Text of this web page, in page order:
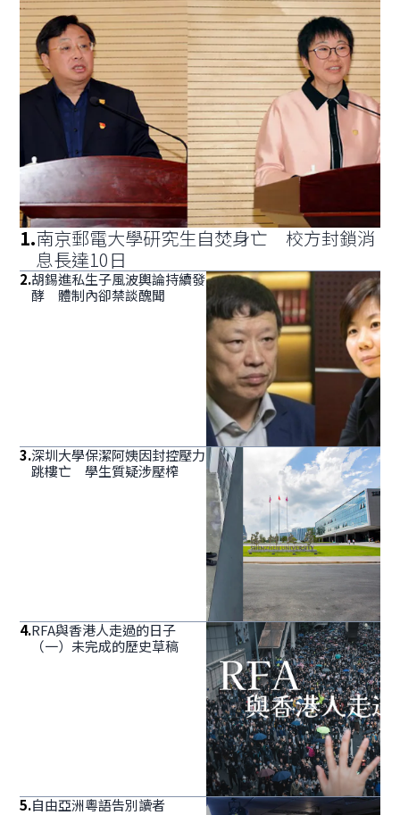
1.南京郵電大學研究生自焚身亡 校方封鎖消
息長達10日
2.胡錫進私生子風波輿論持續發
酵 體制內卻禁談醜聞
3.深圳大學保潔阿姨因封控壓力
跳樓亡 學生質疑涉壓榨
4.RFA與香港人走過的日子
（一）未完成的歷史草稿
5.自由亞洲粵語告別讀者